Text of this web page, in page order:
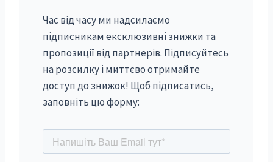
Час від часу ми надсилаємо
підписникам ексклюзивні знижки та
пропозиції від партнерів. Підписуйтесь
на розсилку і миттєво отримайте
доступ до знижок! Щоб підписатись,
заповніть цю форму: